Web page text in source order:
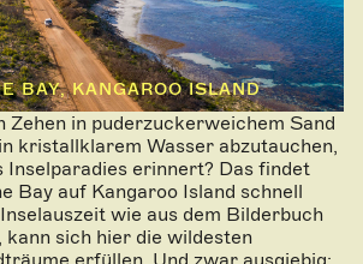
BAY, KANGAROO ISLAND
Zehen in puderzuckerweichem Sand
kristallklarem Wasser abzutauchen,
Inselparadies erinnert? Das findet
Bay auf Kangaroo Island schnell
wie aus dem Bilderbuch
kann sich hier die wildesten